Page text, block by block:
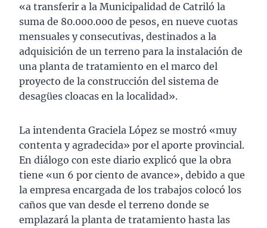
«a transferir a la Municipalidad de Catriló la
suma de 80.000.000 de pesos, en nueve cuotas
mensuales y consecutivas, destinados a la
adquisición de un terreno para la instalación de
una planta de tratamiento en el marco del
proyecto de la construcción del sistema de
desagües cloacas en la localidad».
La intendenta Graciela López se mostró «muy
contenta y agradecida» por el aporte provincial.
En diálogo con este diario explicó que la obra
tiene «un 6 por ciento de avance», debido a que
la empresa encargada de los trabajos colocó los
caños que van desde el terreno donde se
emplazará la planta de tratamiento hasta las